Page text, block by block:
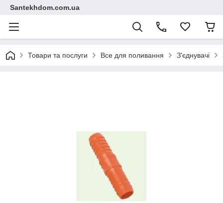
Santekhdom.com.ua
Товари та послуги Все для поливання З'єднувачі